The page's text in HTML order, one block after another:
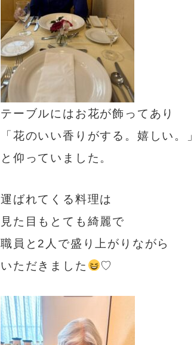
テーブルにはお花が飾ってあり
「花のいい香りがする。嬉しい。」
と仰っていました。
運ばれてくる料理は
見た目もとても綺麗で
職員と2人で盛り上がりながら
いただきました
♡